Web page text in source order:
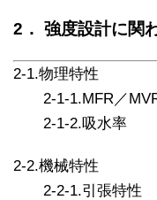
2． 強度設計に関
2-1.物理特性
2-1-1.MFR／
2-1-2.吸水率
2-2.機械特性
2-2-1.引張特性